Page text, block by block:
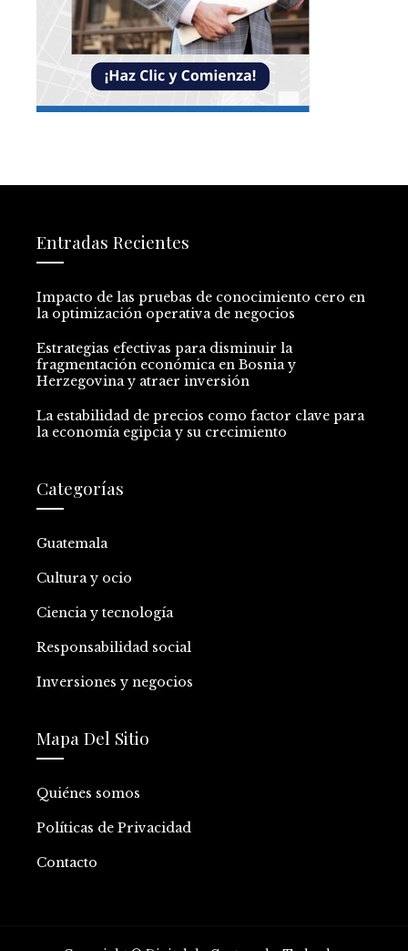
Entradas Recientes
Impacto de las pruebas de conocimiento cero en
la optimización operativa de negocios
Estrategias efectivas para disminuir la
fragmentación económica en Bosnia y
Herzegovina y atraer inversión
La estabilidad de precios como factor clave para
la economía egipcia y su crecimiento
Categorías
Guatemala
Cultura y ocio
Ciencia y tecnología
Responsabilidad social
Inversiones y negocios
Mapa Del Sitio
Quiénes somos
Políticas de Privacidad
Contacto